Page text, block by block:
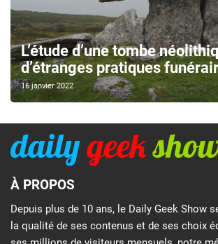
L’étude d’une tombe
d’étranges pratiques
16 janvier 2022
À PROPOS
Depuis plus de 10 ans, le Daily Geek Show
la qualité de ses contenus et de ses choix